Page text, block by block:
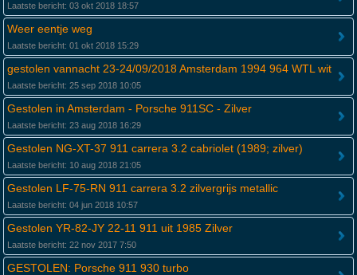
Laatste bericht: 03 okt 2018 18:57
Weer eentje weg
Laatste bericht: 01 okt 2018 15:29
gestolen vannacht 23-24/09/2018 Amsterdam 1994 964 WTL wit
Laatste bericht: 25 sep 2018 10:05
Gestolen in Amsterdam - Porsche 911SC - Zilver
Laatste bericht: 23 aug 2018 16:29
Gestolen NG-XT-37 911 carrera 3.2 cabriolet (1989; zilver)
Laatste bericht: 10 aug 2018 21:05
Gestolen LF-75-RN 911 carrera 3.2 zilvergrijs metallic
Laatste bericht: 04 jun 2018 10:57
Gestolen YR-82-JY 22-11 911 uit 1985 Zilver
Laatste bericht: 22 nov 2017 7:50
GESTOLEN: Porsche 911 930 turbo